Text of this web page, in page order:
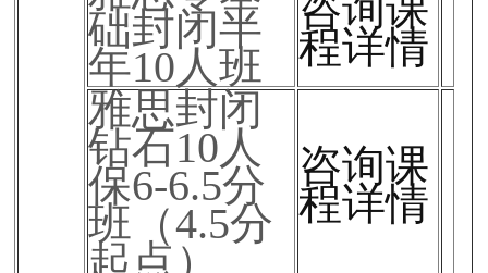
础封闭半
年10人班
程详情
雅思封闭
钻石10人
保6-6.5分
班（4.5分
起点）
咨询课
程详情